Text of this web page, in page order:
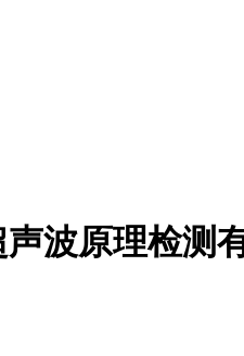
波原理检测